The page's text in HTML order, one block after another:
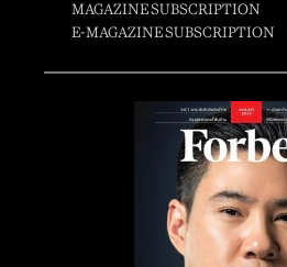
MAGAZINE SUBSCRIPTION
E-MAGAZINE SUBSCRIPTION